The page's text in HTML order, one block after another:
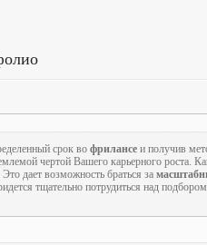
срок во фрилансе и получив
чертой Вашего карьерного роста.
Это дает возможность браться за
тщательно потрудиться над